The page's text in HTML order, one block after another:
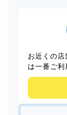
お近くの店
は一番ご利